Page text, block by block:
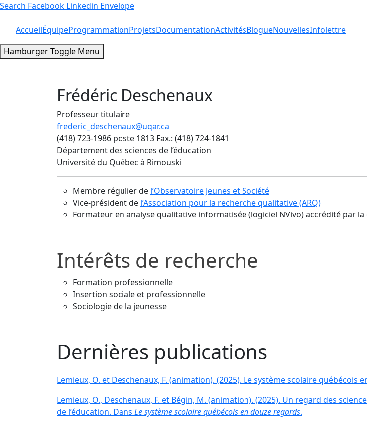
Search Facebook Linkedin Envelope
AccueilÉquipeProgrammationProjetsDocumentationActivitésBlogueNouvellesInfolettre
Hamburger Toggle Menu
Frédéric Deschenaux
Professeur titulaire
frederic_deschenaux@uqar.ca
(418) 723-1986 poste 1813 Fax.: (418) 724-1841
Département des sciences de l’éducation
Université du Québec à Rimouski
Membre régulier de l’Observatoire Jeunes et Société
Vice-président de l’Association pour la recherche qualitative (ARQ)
Formateur en analyse qualitative informatisée (logiciel NVivo) accrédité par
Intérêts de recherche
Formation professionnelle
Insertion sociale et professionnelle
Sociologie de la jeunesse
Dernières publications
Lemieux, O. et Deschenaux, F. (animation). (2025). Le système scolaire québécois
Lemieux, O., Deschenaux, F. et Bégin, M. (animation). (2025). Un regard des
de l’éducation. Dans Le système scolaire québécois en douze regards.